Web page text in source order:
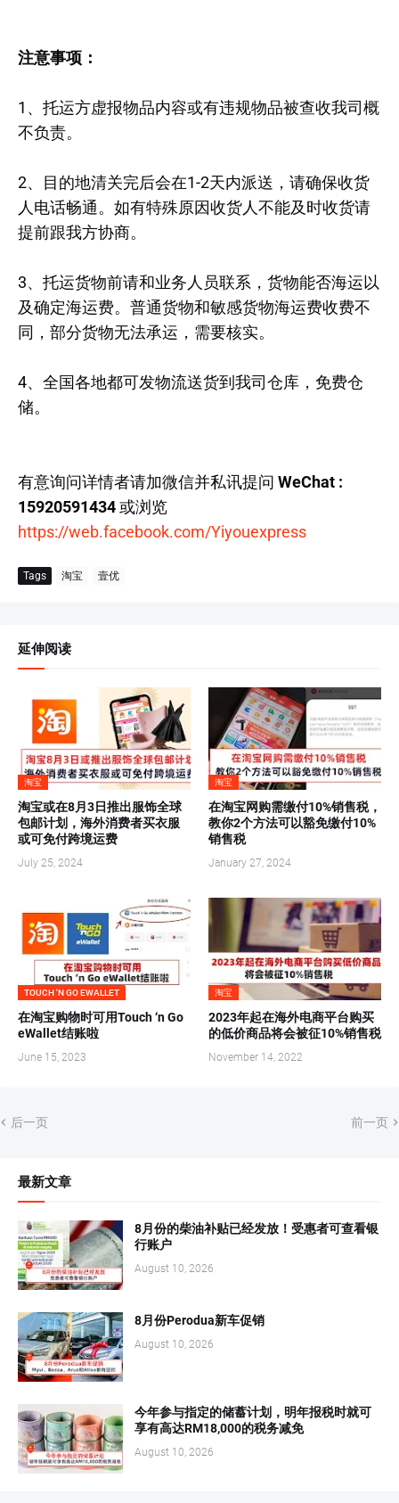
注意事项：
1、托运方虚报物品内容或有违规物品被查收我司概
不负责。
2、目的地清关完后会在1-2天内派送，请确保收货
人电话畅通。如有特殊原因收货人不能及时收货请
提前跟我方协商。
3、托运货物前请和业务人员联系，货物能否海运以
及确定海运费。普通货物和敏感货物海运费收费不
同，部分货物无法承运，需要核实。
4、全国各地都可发物流送货到我司仓库，免费仓
储。
有意询问详情者请加微信并私讯提问 WeChat :
15920591434或浏览
https://web.facebook.com/Yiyouexpress
Tags 淘宝 壹优
延伸阅读
淘宝
淘宝或在8月3日推出服饰全球
包邮计划，海外消费者买衣服
或可免付跨境运费
July 25, 2024
淘宝
在淘宝网购需缴付10%销售税，
教你2个方法可以豁免缴付10%
销售税
January 27, 2024
TOUCH 'N GO EWALLET
在淘宝购物时可用Touch ‘n Go
eWallet结账啦
June 15, 2023
淘宝
2023年起在海外电商平台购买
的低价商品将会被征10%销售税
November 14, 2022
后一页 前一页
最新文章
8月份的柴油补贴已经发放！受惠者可查看银
行账户
August 10, 2026
8月份Perodua新车促销
August 10, 2026
今年参与指定的储蓄计划，明年报税时就可
享有高达RM18,000的税务减免
August 10, 2026